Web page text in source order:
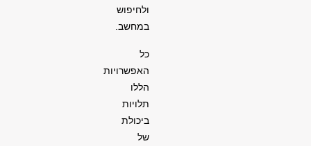
ולחיפוש
במחשב
כל
האפשרויות
הללו
תלויות
ביכולת
של